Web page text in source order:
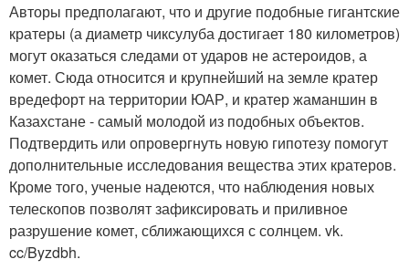
Авторы предполагают, что и другие подобные гигантские
кратеры (а диаметр чиксулуба достигает 180 километров)
могут оказаться следами от ударов не астероидов, а
комет. Сюда относится и крупнейший на земле кратер
вредефорт на территории ЮАР, и кратер жаманшин в
Казахстане - самый молодой из подобных объектов.
Подтвердить или опровергнуть новую гипотезу помогут
дополнительные исследования вещества этих кратеров.
Кроме того, ученые надеются, что наблюдения новых
телескопов позволят зафиксировать и приливное
разрушение комет, сближающихся с солнцем. vk.
cc/Byzdbh.